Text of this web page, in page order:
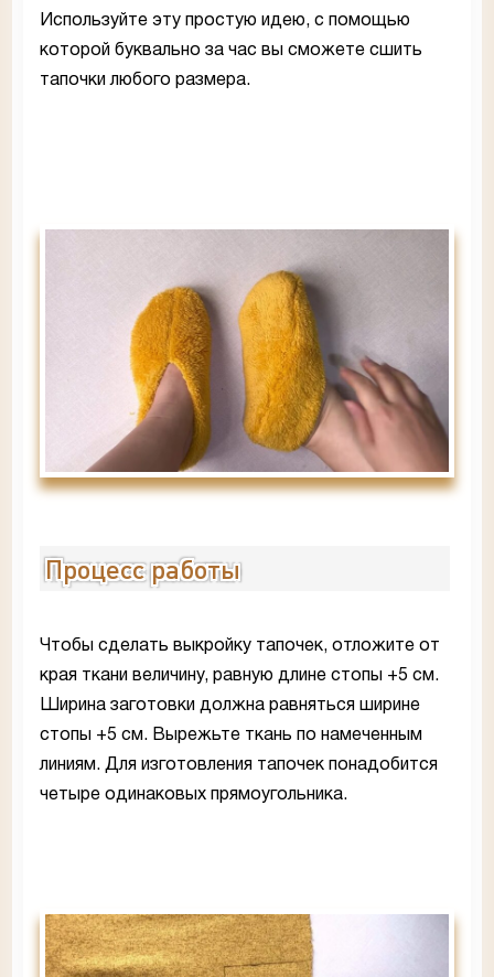
Используйте эту простую идею, с помощью
которой буквально за час вы сможете сшить
тапочки любого размера.
Процесс работы
Чтобы сделать выкройку тапочек, отложите от
края ткани величину, равную длине стопы +5 см.
Ширина заготовки должна равняться ширине
стопы +5 см. Вырежьте ткань по намеченным
линиям. Для изготовления тапочек понадобится
четыре одинаковых прямоугольника.